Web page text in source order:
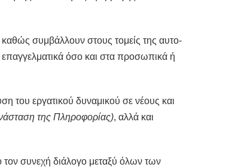
συμβάλλουν στους τομείς της αυτο-
όσο και στα προσωπικά ή
του εργατικού δυναμικού σε νέους και
της Πληροφορίας), αλλά και
τον συνεχή διάλογο μεταξύ όλων των